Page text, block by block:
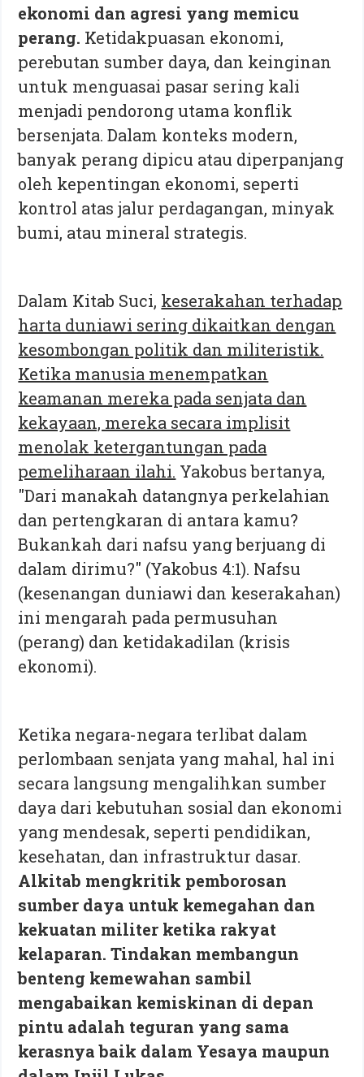
ekonomi dan agresi yang memicu
perang. Ketidakpuasan ekonomi,
perebutan sumber daya, dan keinginan
untuk menguasai pasar sering kali
menjadi pendorong utama konflik
bersenjata. Dalam konteks modern,
banyak perang dipicu atau diperpanjang
oleh kepentingan ekonomi, seperti
kontrol atas jalur perdagangan, minyak
bumi, atau mineral strategis.
Dalam Kitab Suci, keserakahan terhadap
harta duniawi sering dikaitkan dengan
kesombongan politik dan militeristik.
Ketika manusia menempatkan
keamanan mereka pada senjata dan
kekayaan, mereka secara implisit
menolak ketergantungan pada
pemeliharaan ilahi. Yakobus bertanya,
"Dari manakah datangnya perkelahian
dan pertengkaran di antara kamu?
Bukankah dari nafsu yang berjuang di
dalam dirimu?" (Yakobus 4:1). Nafsu
(kesenangan duniawi dan keserakahan)
ini mengarah pada permusuhan
(perang) dan ketidakadilan (krisis
ekonomi).
Ketika negara-negara terlibat dalam
perlombaan senjata yang mahal, hal ini
secara langsung mengalihkan sumber
daya dari kebutuhan sosial dan ekonomi
yang mendesak, seperti pendidikan,
kesehatan, dan infrastruktur dasar.
Alkitab mengkritik pemborosan
sumber daya untuk kemegahan dan
kekuatan militer ketika rakyat
kelaparan. Tindakan membangun
benteng kemewahan sambil
mengabaikan kemiskinan di depan
pintu adalah teguran yang sama
kerasnya baik dalam Yesaya maupun